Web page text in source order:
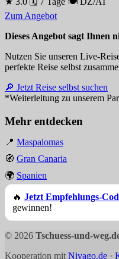
Zum Angebot
Dieses Angebot sagt Ihnen
Nutzen Sie unseren Live-
perfekte Reise selbst
🔎 Jetzt Reise selbst suchen
*Weiterleitung zu unserem
Mehr entdecken
📍 Maspalomas
🧭 Gran Canaria
🌍 Spanien
🔥 Jetzt Empfehlungs-
gewinnen!
© 2026 Tschuess-und-
Kooperation mit Nivago.de ·